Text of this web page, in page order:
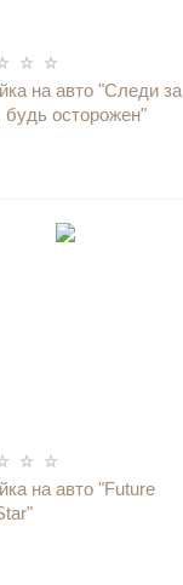
на авто "Следи за
будь осторожен"
на авто "Future